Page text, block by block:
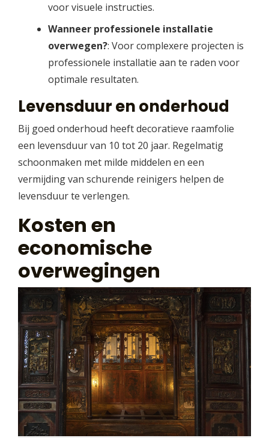
voor visuele instructies.
Wanneer professionele installatie
overwegen?: Voor complexere projecten is
professionele installatie aan te raden voor
optimale resultaten.
Levensduur en onderhoud
Bij goed onderhoud heeft decoratieve raamfolie
een levensduur van 10 tot 20 jaar. Regelmatig
schoonmaken met milde middelen en een
vermijding van schurende reinigers helpen de
levensduur te verlengen.
Kosten en
economische
overwegingen